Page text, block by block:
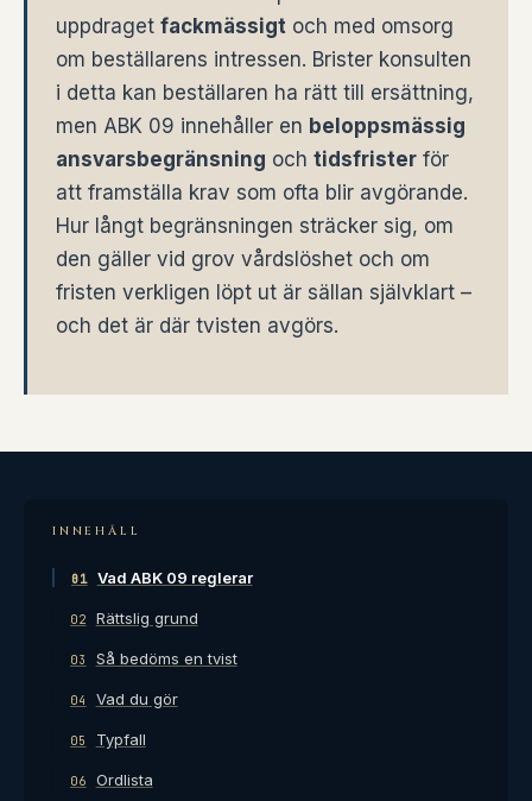
uppdraget fackmässigt och med omsorg
om beställarens intressen. Brister konsulten
i detta kan beställaren ha rätt till ersättning,
men ABK 09 innehåller en beloppsmässig
ansvarsbegränsning och tidsfrister för
att framställa krav som ofta blir avgörande.
Hur långt begränsningen sträcker sig, om
den gäller vid grov vårdslöshet och om
fristen verkligen löpt ut är sällan självklart –
och det är där tvisten avgörs.
INNEHÅLL
01 Vad ABK 09 reglerar
02 Rättslig grund
03 Så bedöms en tvist
04 Vad du gör
05 Typfall
06 Ordlista